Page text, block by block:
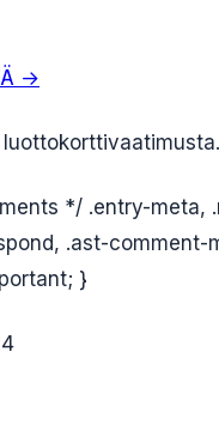
→
*/ .entry-meta,
.ast-comment-
}